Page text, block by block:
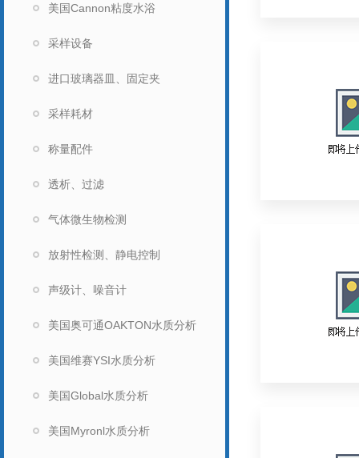
美国Cannon粘度水浴
采样设备
进口玻璃器皿、固定夹
采样耗材
称量配件
透析、过滤
气体微生物检测
放射性检测、静电控制
声级计、噪音计
美国奥可通OAKTON水质分析
美国维赛YSI水质分析
美国Global水质分析
美国Myronl水质分析